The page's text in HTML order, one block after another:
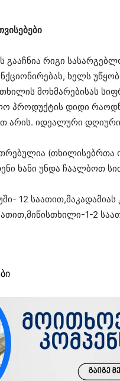
რიგი
ხელს
მოხმარებისას
პროდუქტის დიდი
არის. იდეალური
(თხილისებრთა
ხანი უნდა ჩაალბოთ
12
1-2